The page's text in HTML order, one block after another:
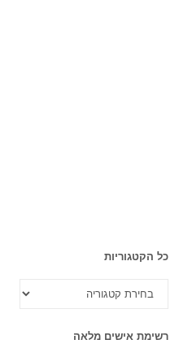
כל הקטגוריות
הקטגוריות
רשימת אישים מלאה